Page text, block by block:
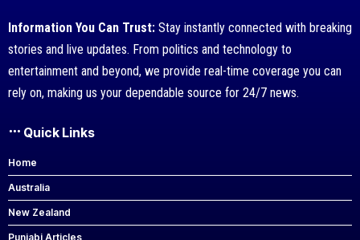
Information You Can Trust: Stay instantly connected with breaking
stories and live updates. From politics and technology to
entertainment and beyond, we provide real-time coverage you can
rely on, making us your dependable source for 24/7 news.
Quick Links
Home
Australia
New Zealand
Punjabi Articles